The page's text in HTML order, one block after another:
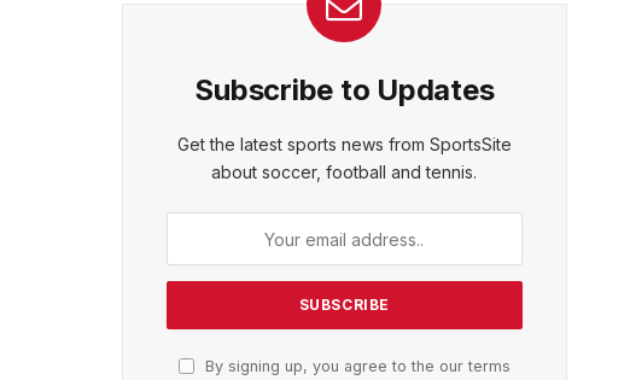
Subscribe to Updates
Get the latest sports news from SportsSite
about soccer, football and tennis.
By signing up, you agree to the our terms